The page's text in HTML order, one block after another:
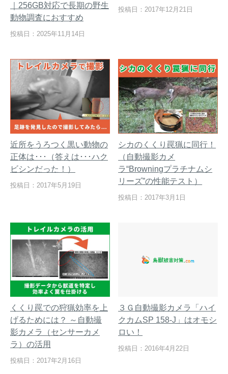
｜256GB対応で長期の野生
動物調査におすすめ
投稿日：2025年11月14日
投稿日：2017年12月21日
近所をうろつく黒い動物の
正体は･･･（答えは･･･ハク
ビシンだった！）
投稿日：2017年5月19日
シカのくくり罠猟に同行！
（自動撮影カメ
ラ“Browningプラチナムシ
リーズ”の性能テスト）
投稿日：2017年3月1日
くくり罠での狩猟効率を上
げるためには？ ～自動撮
影カメラ（センサーカメ
ラ）の活用
投稿日：2017年2月16日
３Ｇ自動撮影カメラ「ハイ
クカムSP 158-J」はオモシ
ロい！
投稿日：2016年4月22日